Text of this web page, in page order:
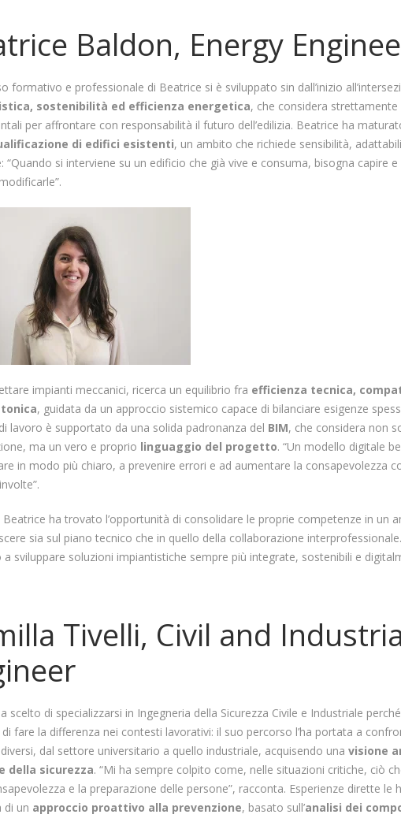
Baldon, Energy
formativo e professionale di Beatrice si è sviluppato sin dall’inizio
sostenibilità ed efficienza energetica, che considera strettamente
per affrontare con responsabilità il futuro dell’edilizia. Beatrice ha
di edifici esistenti, un ambito che richiede sensibilità,
“Quando si interviene su un edificio che già vive e consuma, bisogna capire
impianti meccanici, ricerca un equilibrio fra efficienza tecnica,
, guidata da un approccio sistemico capace di bilanciare esigenze
lavoro è supportato da una solida padronanza del BIM, che considera non
ma un vero e proprio linguaggio del progetto. “Un modello digitale
in modo più chiaro, a prevenire errori e ad aumentare la consapevolezza
Beatrice ha trovato l’opportunità di consolidare le proprie competenze in un
sia sul piano tecnico che in quello della collaborazione
sviluppare soluzioni impiantistiche sempre più integrate, sostenibili e
Tivelli, Civil and
scelto di specializzarsi in Ingegneria della Sicurezza Civile e Industriale
fare la differenza nei contesti lavorativi: il suo percorso l’ha portata a
dal settore universitario a quello industriale, acquisendo unavisione
della sicurezza. “Mi ha sempre colpito come, nelle situazioni critiche, ciò
e la preparazione delle persone”, racconta. Esperienze dirette le
di un approccio proattivo alla prevenzione, basato sull’analisi dei